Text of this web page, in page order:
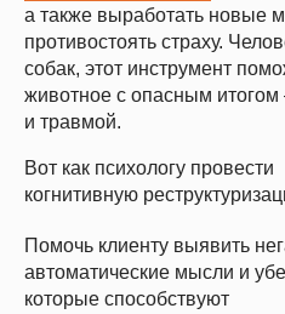
а также выработать новые
противостоять страху.
собак, этот инструмент
животное с опасным
и травмой.
Вот как психологу провести
когнитивную
Помочь клиенту выявить
автоматические мысли и
которые способствуют